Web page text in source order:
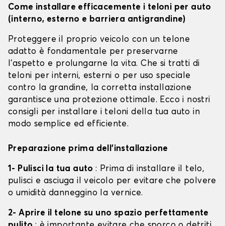
Come installare efficacemente i teloni per auto
(interno, esterno e barriera antigrandine)
Proteggere il proprio veicolo con un telone
adatto è fondamentale per preservarne
l'aspetto e prolungarne la vita. Che si tratti di
teloni per interni, esterni o per uso speciale
contro la grandine, la corretta installazione
garantisce una protezione ottimale. Ecco i nostri
consigli per installare i teloni della tua auto in
modo semplice ed efficiente.
Preparazione prima dell'installazione
1- Pulisci la tua auto: Prima di installare il telo,
pulisci e asciuga il veicolo per evitare che polvere
o umidità danneggino la vernice.
2- Aprire il telone su uno spazio perfettamente